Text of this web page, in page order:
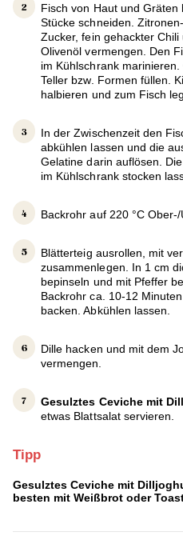
Fisch von Haut und
Stücke schneiden.
Zucker, fein gehackter
Olivenöl vermengen. Den
im Kühlschrank
Teller bzw. Formen füllen.
halbieren und zum Fisch
In der Zwischenzeit den
abkühlen lassen und die
Gelatine darin auflösen.
im Kühlschrank stocken
Backrohr auf 220 °C
Blätterteig ausrollen, mit
zusammenlegen. In 1 cm
bepinseln und mit Pfeffer
Backrohr ca. 10-12
backen. Abkühlen lassen.
Dille hacken und mit dem
vermengen.
Gesulztes Ceviche mit
etwas Blattsalat servieren.
Tipp
Gesulztes Ceviche mit
besten mit Weißbrot oder